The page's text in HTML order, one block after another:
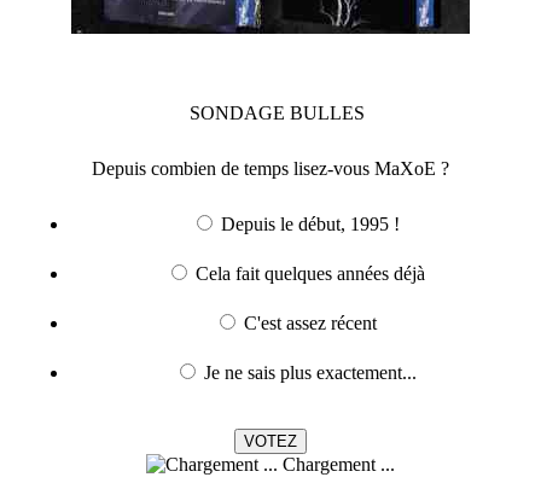
SONDAGE BULLES
Depuis combien de temps lisez-vous MaXoE ?
Depuis le début, 1995 !
Cela fait quelques années déjà
C'est assez récent
Je ne sais plus exactement...
Chargement ...